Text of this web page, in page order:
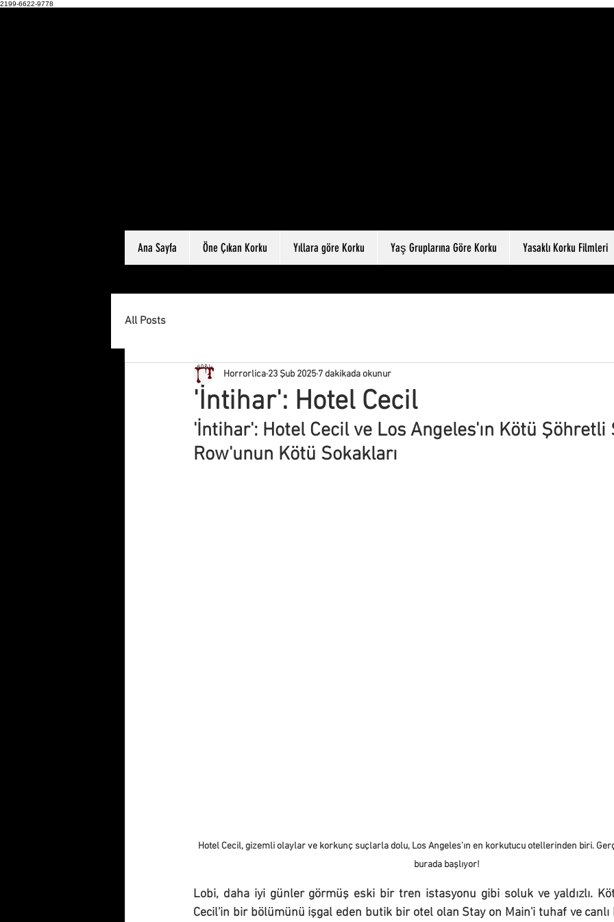
2199-6622-9778
Ana Sayfa Öne Çıkan Korku Yıllara göre Korku Yaş Gruplarına Göre Korku Yasaklı Korku Filmleri
All Posts
'İntihar': Hotel Cecil
Horrorlica 23 Şub 2025 7 dakikada okunur
'İntihar': Hotel Cecil ve Los Angeles'ın Kötü
Row'unun Kötü Sokakları
Hotel Cecil, gizemli olaylar ve korkunç suçlarla dolu, Los Angeles'ın en korkutucu otellerinden biri.
burada başlıyor!
Lobi, daha iyi günler görmüş eski bir tren istasyonu gibi soluk ve yaldızlı.
Cecil'in bir bölümünü işgal eden butik bir otel olan Stay on Main'i tuhaf ve